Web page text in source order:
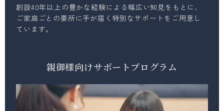
創設40年以上の豊かな経験による幅広い知見をもとに、
ご家庭ごとの要所に手が届く特別なサポートをご用意し
ています。
親御様向けサポートプログラム